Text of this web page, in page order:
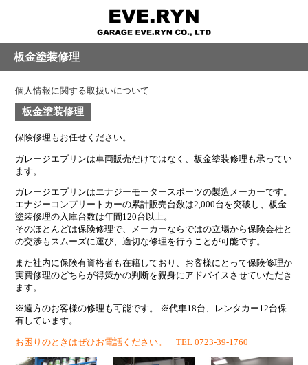
板金塗装修理
個人情報に関する取扱いについて
板金塗装修理
保険修理もお任せください。
ガレージエブリンは車両販売だけではなく、板金塗装修理も承ってい
ます。
ガレージエブリンはエナジーモータースポーツの製造メーカーです。
エナジーコンプリートカーの累計販売台数は2,000台を突破し、板金
塗装修理の入庫台数は年間120台以上。
そのほとんどは保険修理で、メーカーならではの立場から保険会社と
の交渉もスムーズに運び、適切な修理を行うことが可能です。
また社内に保険有資格者も在籍しており、お客様にとって保険修理か
実費修理のどちらが得策かの判断を親身にアドバイスさせていただき
ます。
※遠方のお客様の修理も可能です。 ※代車18台、レンタカー12台保
有しています。
お困りのときはぜひお電話ください。 TEL 0723-39-1760